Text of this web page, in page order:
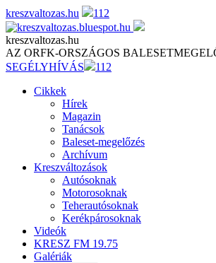
Skip
to
content
kreszvaltozas.hu 112
kreszvaltozas.hu
AZ ORFK-ORSZÁGOS
SEGÉLYHÍVÁS
112
Cikkek
Hírek
Magazin
Tanácsok
Baleset-megelőzés
Archívum
Kreszváltozások
Autósoknak
Motorosoknak
Teherautósoknak
Kerékpárosoknak
Videók
KRESZ FM 19.75
Galériák